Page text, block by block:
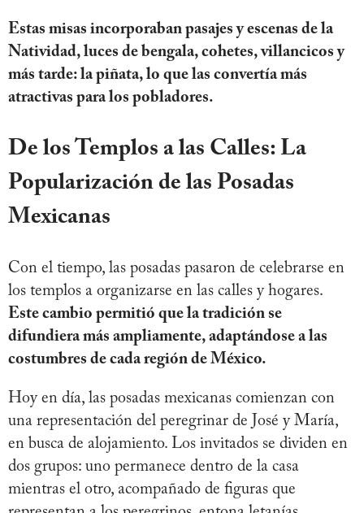
Estas misas incorporaban pasajes y escenas de la
Natividad, luces de bengala, cohetes, villancicos y
más tarde: la piñata, lo que las convertía más
atractivas para los pobladores.
De los Templos a las Calles: La
Popularización de las Posadas
Mexicanas
Con el tiempo, las posadas pasaron de celebrarse en
los templos a organizarse en las calles y hogares.
Este cambio permitió que la tradición se
difundiera más ampliamente, adaptándose a las
costumbres de cada región de México.
Hoy en día, las posadas mexicanas comienzan con
una representación del peregrinar de José y María,
en busca de alojamiento. Los invitados se dividen en
dos grupos: uno permanece dentro de la casa
mientras el otro, acompañado de figuras que